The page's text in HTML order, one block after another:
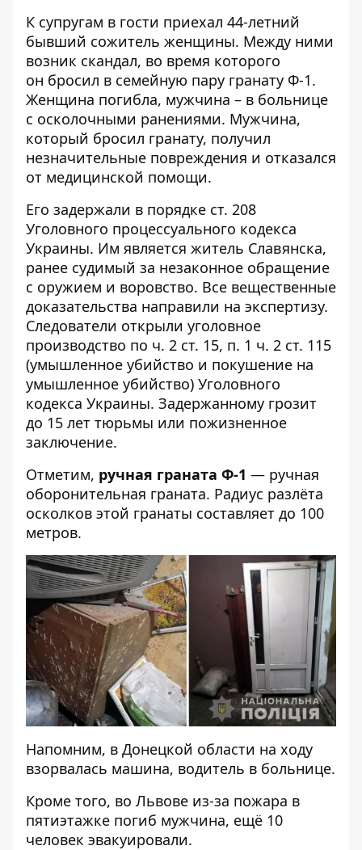
К супругам в гости приехал 44-летний
бывший сожитель женщины. Между ними
возник скандал, во время которого
он бросил в семейную пару гранату Ф-1.
Женщина погибла, мужчина – в больнице
с осколочными ранениями. Мужчина,
который бросил гранату, получил
незначительные повреждения и отказался
от медицинской помощи.
Его задержали в порядке ст. 208
Уголовного процессуального кодекса
Украины. Им является житель Славянска,
ранее судимый за незаконное обращение
с оружием и воровство. Все вещественные
доказательства направили на экспертизу.
Следователи открыли уголовное
производство по ч. 2 ст. 15, п. 1 ч. 2 ст. 115
(умышленное убийство и покушение на
умышленное убийство) Уголовного
кодекса Украины. Задержанному грозит
до 15 лет тюрьмы или пожизненное
заключение.
Отметим, ручная граната Ф-1 — ручная
оборонительная граната. Радиус разлёта
осколков этой гранаты составляет до 100
метров.
Напомним, в Донецкой области на ходу
взорвалась машина, водитель в больнице.
Кроме того, во Львове из-за пожара в
пятиэтажке погиб мужчина, ещё 10
человек эвакуировали.